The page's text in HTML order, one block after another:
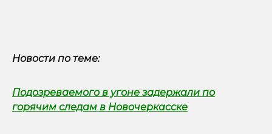
Новости по теме:
Подозреваемого в угоне задержали по
горячим следам в Новочеркасске